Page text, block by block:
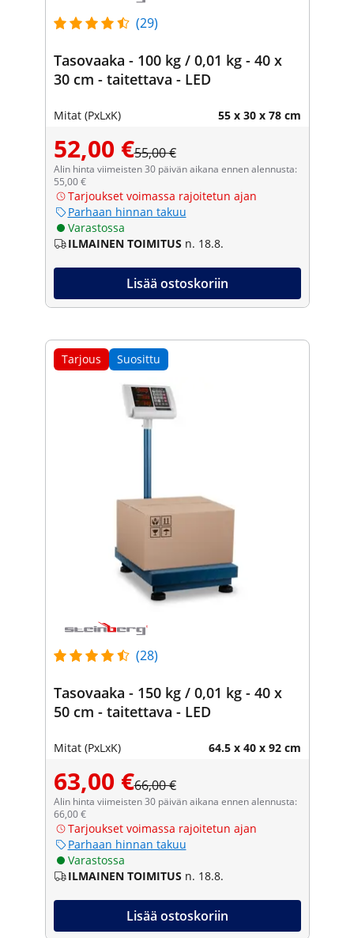
(29)
Tasovaaka - 100 kg / 0,01 kg - 40 x
30 cm - taitettava - LED
Mitat (PxLxK) 55 x 30 x 78 cm
52,00 €55,00 €
Alin hinta viimeisten 30 päivän aikana ennen alennusta:
55,00 €
Tarjoukset voimassa rajoitetun ajan
Parhaan hinnan takuu
Varastossa
ILMAINEN TOIMITUS n. 18.8.
Lisää ostoskoriin
Tarjous Suosittu
(28)
Tasovaaka - 150 kg / 0,01 kg - 40 x
50 cm - taitettava - LED
Mitat (PxLxK) 64.5 x 40 x 92 cm
63,00 €66,00 €
Alin hinta viimeisten 30 päivän aikana ennen alennusta:
66,00 €
Tarjoukset voimassa rajoitetun ajan
Parhaan hinnan takuu
Varastossa
ILMAINEN TOIMITUS n. 18.8.
Lisää ostoskoriin